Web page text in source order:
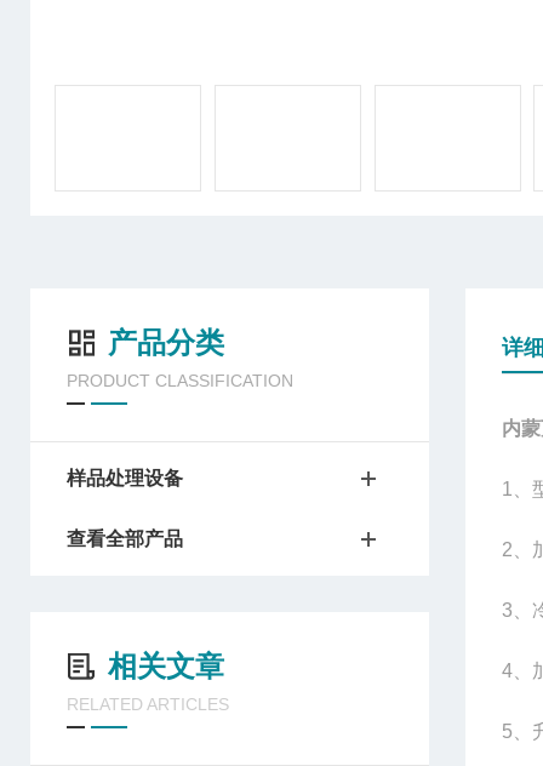
产品分类
PRODUCT CLASSIFICATION
样品处理设备
查看全部产品
相关文章
RELATED ARTICLES
详
内
1
2
3
4
5